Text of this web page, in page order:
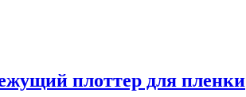
плоттер для пленки